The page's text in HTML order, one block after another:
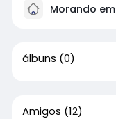
Morando em
álbuns (0)
Amigos (12)